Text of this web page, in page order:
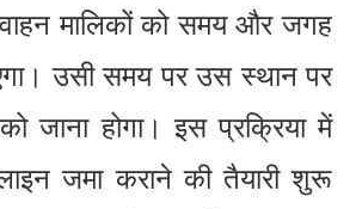
वाहन मालिकों को समय और जगह
उसी समय पर उस स्थान पर
जाना होगा। इस प्रक्रिया में
जमा कराने की तैयारी शुरू